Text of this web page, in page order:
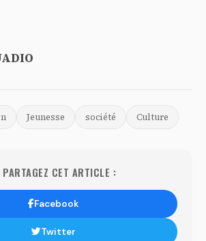
Jeunesse société Culture
PARTAGEZ CET ARTICLE :
Facebook
Twitter